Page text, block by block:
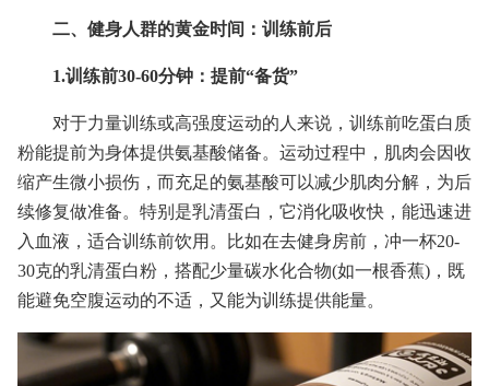
二、健身人群的黄金时间：训练前后
1.训练前30-60分钟：提前“备货”
对于力量训练或高强度运动的人来说，训练前吃蛋白质
粉能提前为身体提供氨基酸储备。运动过程中，肌肉会因收
缩产生微小损伤，而充足的氨基酸可以减少肌肉分解，为后
续修复做准备。特别是乳清蛋白，它消化吸收快，能迅速进
入血液，适合训练前饮用。比如在去健身房前，冲一杯20-
30克的乳清蛋白粉，搭配少量碳水化合物(如一根香蕉)，既
能避免空腹运动的不适，又能为训练提供能量。